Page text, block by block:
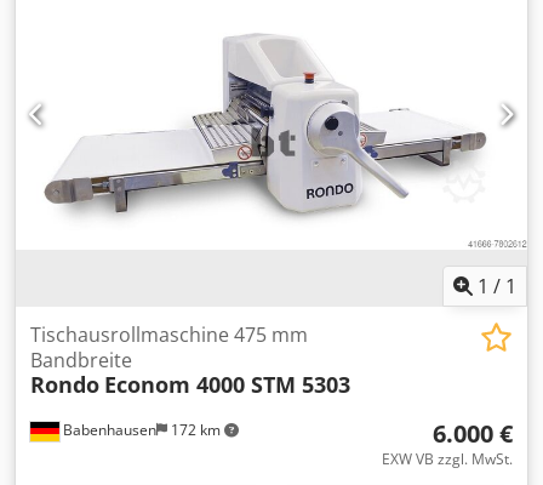
mit Programm Steuerung Spiralkneter mit 2 Gänge
Edelstahl Kessel und Spirale robuste Technik Anschluss:
400 V TOP Gebrauchtmaschine mit Gewährleistung +
Ersatzteil Service Qualität vom Fachbetrieb! Profitieren Sie
aus über 35 Jahren Erfahrung! Kommen Sie uns Besuchen
1 / 1
Babenhausen 172 km
Tischausrollmaschine 475 mm
Bandbreite
Rondo Econom 4000 STM 5303
6.000 €
EXW VB zzgl. MwSt.